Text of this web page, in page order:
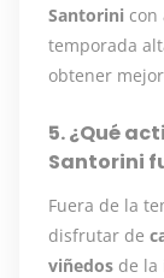
Santorini con
temporada
obtener
5. ¿Qué
Santorini
Fuera de la
disfrutar de
viñedos de la